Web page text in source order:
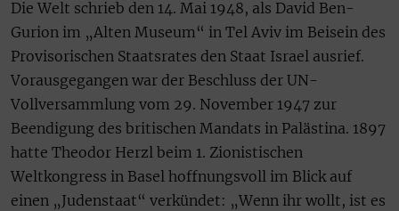
Die Welt schrieb den 14. Mai 1948, als David Ben-
Gurion im „Alten Museum“ in Tel Aviv im Beisein des
Provisorischen Staatsrates den Staat Israel ausrief.
Vorausgegangen war der Beschluss der UN-
Vollversammlung vom 29. November 1947 zur
Beendigung des britischen Mandats in Palästina. 1897
hatte Theodor Herzl beim 1. Zionistischen
Weltkongress in Basel hoffnungsvoll im Blick auf
einen „Judenstaat“ verkündet: „Wenn ihr wollt, ist es